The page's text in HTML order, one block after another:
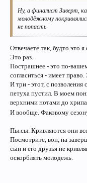
Ну, а финалист Зиверт,
молодёжному
не попасть
Отвечаете так, будто это
Это раз.
Пострашнее - это по-
согласиться - имеет право.
И три - этот, с позволения
петуха пустил. В моем
верхними нотами до
И вообще. Факовому
Пы.сы. Кривляются они
Посмотрите, вон, на
сын и его друзья не
оскорблять молодежь.